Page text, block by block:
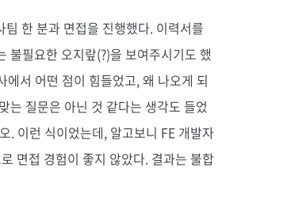
팀 한 분과 면접을 진행했다. 이력서를
불필요한 오지랖(?)을 보여주시기도 했
서 어떤 점이 힘들었고, 왜 나오게 되
는 질문은 아닌 것 같다는 생각도 들었
. 이런 식이었는데, 알고보니 FE 개발자
면접 경험이 좋지 않았다. 결과는 불합